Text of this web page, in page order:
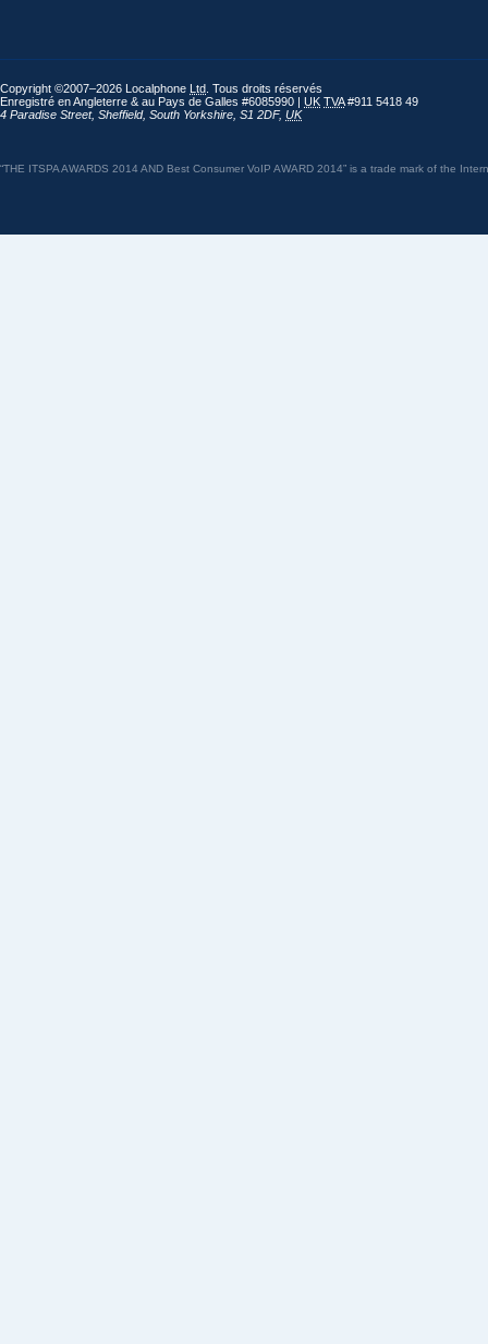
Copyright ©2007–2026 Localphone Ltd . Tous droits réservés
Enregistré en Angleterre & au Pays de Galles #6085990 | UK TVA#911 5418 49
4 Paradise Street, Sheffield, South Yorkshire S1 2DF, UK
“THE ITSPA AWARDS 2014 AND Best Consumer VoIP AWARD 2014” is a trade mark of the